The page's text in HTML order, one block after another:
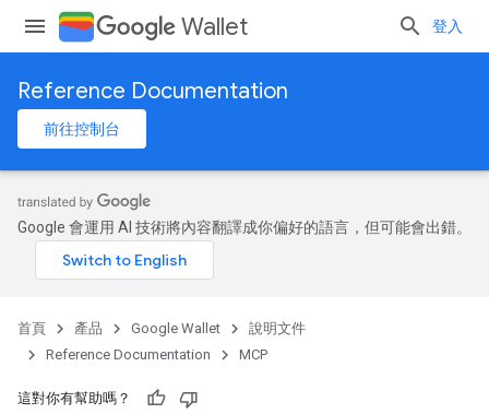
Wallet 登入
Reference Documentation
前往控制台
Google 會運用 AI 技術將內容翻譯成你偏好的語言，但可能會出錯。
首頁 產品 Google Wallet
說明文件
Reference Documentation
MCP
這對你有幫助嗎？